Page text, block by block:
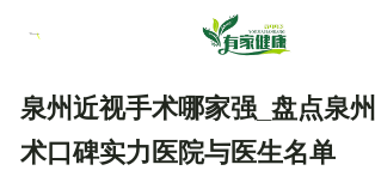
泉州近视手术哪家强_盘点泉
术口碑实力医院与医生名单